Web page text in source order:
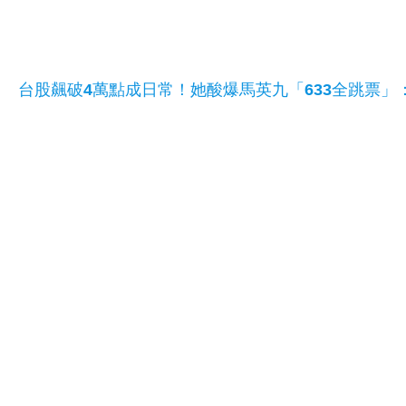
台股飆破4萬點成日常！她酸爆馬英九「633全跳票」